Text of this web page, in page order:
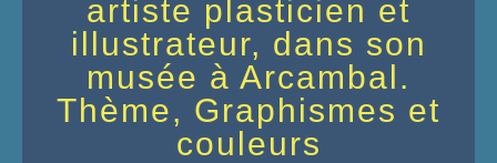
artiste plasticien et
illustrateur, dans son
musée à Arcambal.
Thème, Graphismes et
couleurs